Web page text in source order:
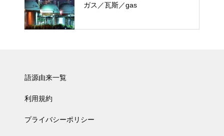
ガス／瓦斯／gas
語源由来一覧
利用規約
プライバシーポリシー